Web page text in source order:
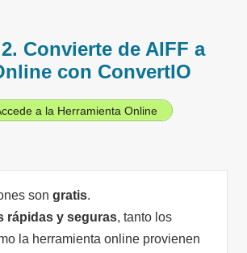
Convierte de AIFF a
con ConvertIO
a la Herramienta Online
son gratis.
rápidas y seguras, tanto los
la herramienta online provienen